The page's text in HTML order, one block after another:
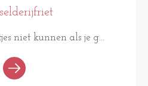
niet kunnen als je g...